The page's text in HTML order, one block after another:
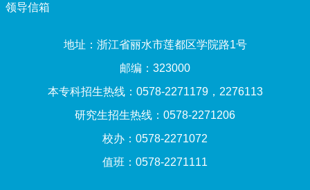
领导信箱
地址：浙江省丽水市莲都区学院路1号
邮编：323000
本专科招生热线：0578-2271179，2276113
研究生招生热线：0578-2271206
校办：0578-2271072
值班：0578-2271111